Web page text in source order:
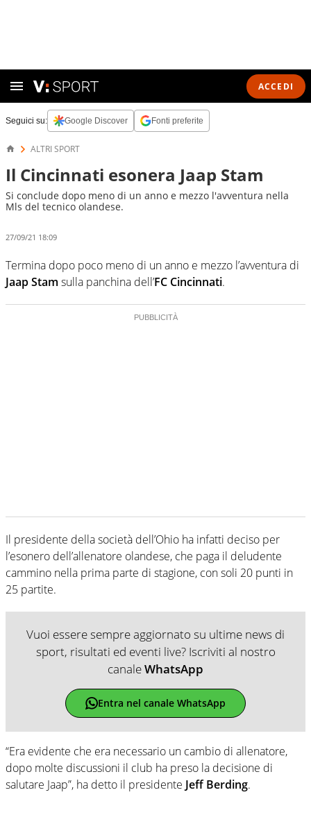
ACCEDI
Seguici su: Google Discover Fonti preferite
ALTRI SPORT
Il Cincinnati esonera Jaap Stam
Si conclude dopo meno di un anno e mezzo l'avventura nella
Mls del tecnico olandese.
27/09/21 18:09
Termina dopo poco meno di un anno e mezzo l’avventura di
Jaap Stam sulla panchina dell’FC Cincinnati.
Il presidente della società dell’Ohio ha infatti deciso per
l’esonero dell’allenatore olandese, che paga il deludente
cammino nella prima parte di stagione, con soli 20 punti in
25 partite.
Vuoi essere sempre aggiornato su ultime news di
sport, risultati ed eventi live? Iscriviti al nostro
canaleWhatsApp
Entra nel canale WhatsApp
“Era evidente che era necessario un cambio di allenatore,
dopo molte discussioni il club ha preso la decisione di
salutare Jaap”, ha detto il presidente Jeff Berding.